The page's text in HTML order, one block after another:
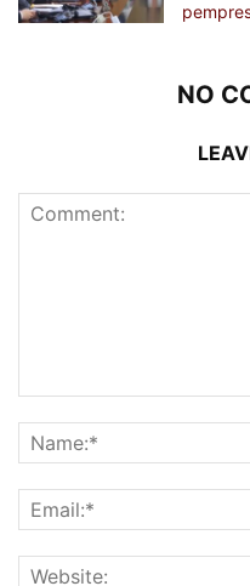
NO